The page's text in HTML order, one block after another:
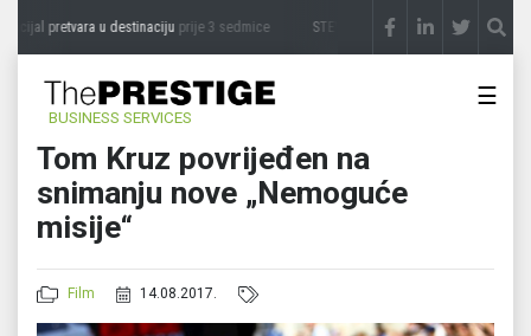
pretvara u destinacijuprije 3 sedmice STEVICA LUKIĆ: Majevica je idealna
BUSINESS SERVICES
☰
Tom Kruz povrijeđen na
snimanju nove „Nemoguće
misije“
Film 14.08.2017.